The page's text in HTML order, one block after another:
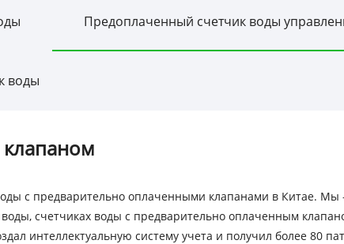
Предоплаченный счетчик воды
воды
с предварительно оплаченными клапанами в Китае. Мы
счетчиках воды с предварительно оплаченным
интеллектуальную систему учета и получил более 80